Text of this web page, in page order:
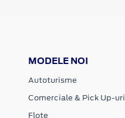
MODELE NOI
Autoturisme
Comerciale & Pick Up-uri
Flote